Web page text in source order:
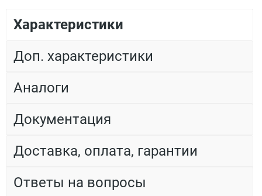
Характеристики
Доп. характеристики
Аналоги
Документация
Доставка, оплата, гарантии
Ответы на вопросы